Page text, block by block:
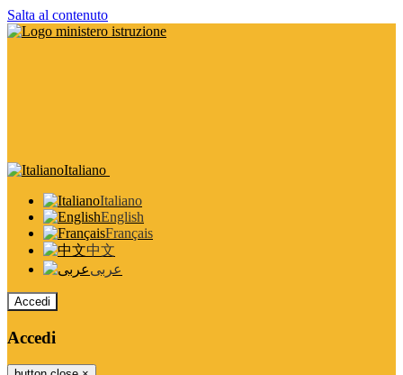
Salta al contenuto
Italiano
Italiano
English
Français
中文
عربى
Accedi
Accedi